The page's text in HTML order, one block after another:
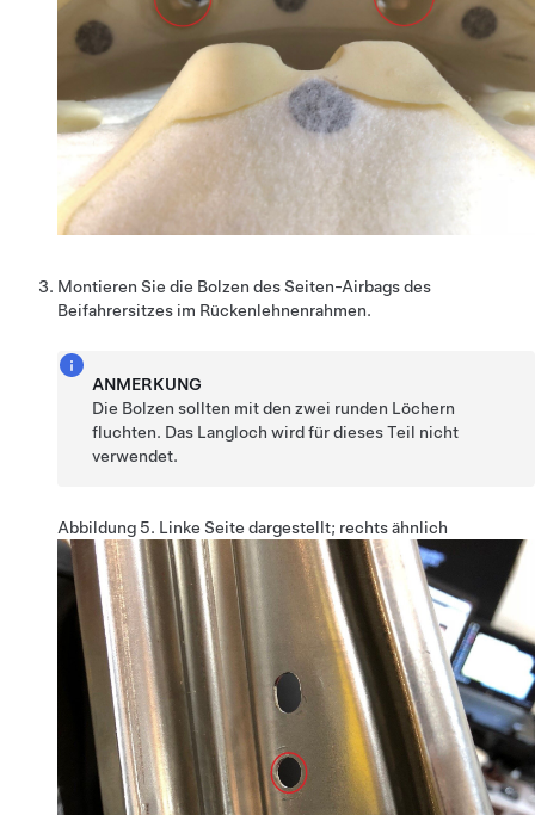
Montieren Sie die Bolzen des Seiten-Airbags des
Beifahrersitzes im Rückenlehnenrahmen.
ANMERKUNG
Die Bolzen sollten mit den zwei runden Löchern
fluchten. Das Langloch wird für dieses Teil nicht
verwendet.
Abbildung 5. Linke Seite dargestellt; rechts ähnlich